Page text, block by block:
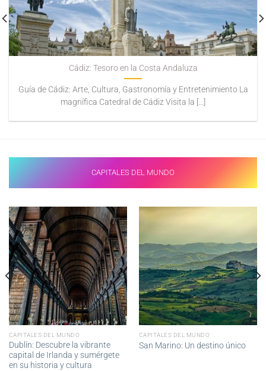
Cádiz: Tesoro en la Costa Andaluza
Guía de Cádiz: Arte, Cultura, Gastronomía y Entretenimiento La
magnífica Catedral de Cádiz Visita la [...]
CAPITALES DEL MUNDO
CAPITALES DEL MUNDO
Dublín: Descubre la vibrante
capital de Irlanda y sumérgete
en su historia y cultura
CAPITALES DEL MUNDO
San Marino: Un destino único